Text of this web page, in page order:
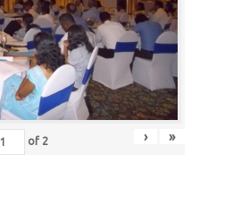
of 2 › »